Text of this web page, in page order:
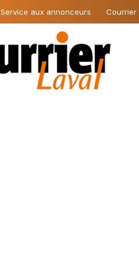
Service aux annonceurs Courrier